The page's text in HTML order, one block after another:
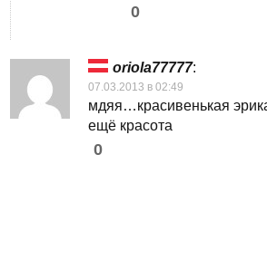
0
оriola77777:
07.03.2013 в 02:49
мдяя…красивенькая
ещё красота
0